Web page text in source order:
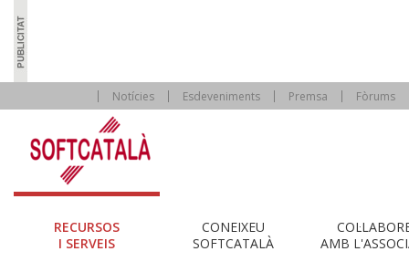
Notícies Esdeveniments Premsa Fòrums
RECURSOS
I SERVEIS
CONEIXEU
SOFTCATALÀ
AMB